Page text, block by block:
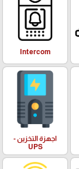
Intercom
اجهزة التخزين -
UPS